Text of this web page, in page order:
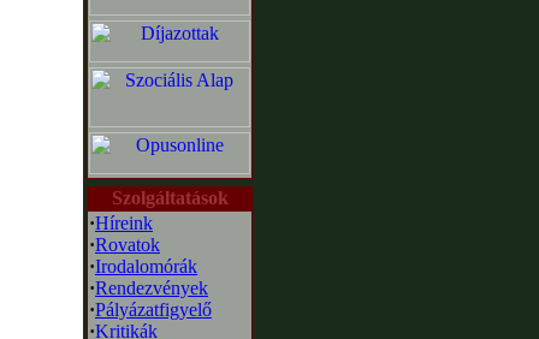
Szolgáltatások
·Híreink
·Rovatok
·Irodalomórák
·Rendezvények
·Pályázatfigyelő
·Kritikák